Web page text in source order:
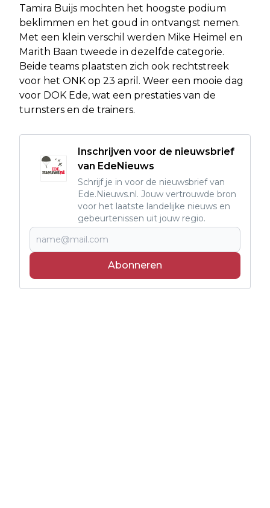
Tamira Buijs mochten het hoogste podium
beklimmen en het goud in ontvangst nemen.
Met een klein verschil werden Mike Heimel en
Marith Baan tweede in dezelfde categorie.
Beide teams plaatsten zich ook rechtstreek
voor het ONK op 23 april. Weer een mooie dag
voor DOK Ede, wat een prestaties van de
turnsters en de trainers.
Inschrijven voor de nieuwsbrief
van EdeNieuws
Schrijf je in voor de nieuwsbrief van
Ede.Nieuws.nl. Jouw vertrouwde bron
voor het laatste landelijke nieuws en
gebeurtenissen uit jouw regio.
Abonneren